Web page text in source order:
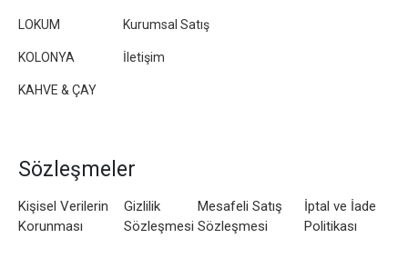
LOKUM
KOLONYA
KAHVE & ÇAY
Kurumsal Satış
İletişim
Sözleşmeler
Kişisel Verilerin
Korunması
Gizlilik
Sözleşmesi
Mesafeli Satış
Sözleşmesi
İptal ve İade
Politikası